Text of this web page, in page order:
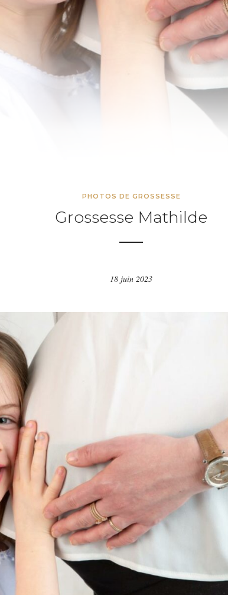
PHOTOS DE GROSSESSE
Grossesse Mathilde
18 juin 2023